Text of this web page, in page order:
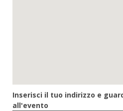
Inserisci il tuo indirizzo e
all'evento